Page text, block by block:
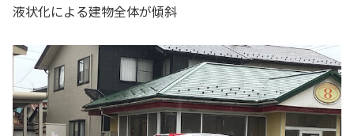
液状化による建物全体が傾斜